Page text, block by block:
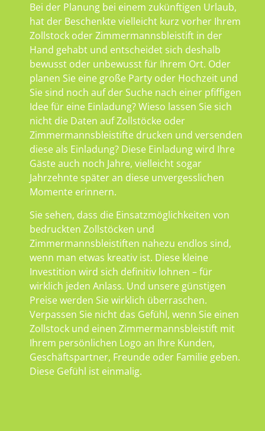
Bei der Planung bei einem zukünftigen Urlaub,
hat der Beschenkte vielleicht kurz vorher Ihrem
Zollstock oder Zimmermannsbleistift in der
Hand gehabt und entscheidet sich deshalb
bewusst oder unbewusst für Ihrem Ort. Oder
planen Sie eine große Party oder Hochzeit und
Sie sind noch auf der Suche nach einer pfiffigen
Idee für eine Einladung? Wieso lassen Sie sich
nicht die Daten auf Zollstöcke oder
Zimmermannsbleistifte drucken und versenden
diese als Einladung? Diese Einladung wird Ihre
Gäste auch noch Jahre, vielleicht sogar
Jahrzehnte später an diese unvergesslichen
Momente erinnern.
Sie sehen, dass die Einsatzmöglichkeiten von
bedruckten Zollstöcken und
Zimmermannsbleistiften nahezu endlos sind,
wenn man etwas kreativ ist. Diese kleine
Investition wird sich definitiv lohnen – für
wirklich jeden Anlass. Und unsere günstigen
Preise werden Sie wirklich überraschen.
Verpassen Sie nicht das Gefühl, wenn Sie einen
Zollstock und einen Zimmermannsbleistift mit
Ihrem persönlichen Logo an Ihre Kunden,
Geschäftspartner, Freunde oder Familie geben.
Diese Gefühl ist einmalig.